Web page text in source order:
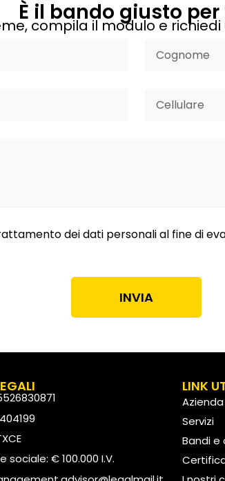
È il bando giusto per
compila il modulo e
dei dati personali al fine di
INVIA
sociale: € 100.000 I.V.
LINK
Azienda
Servizi
Bandi